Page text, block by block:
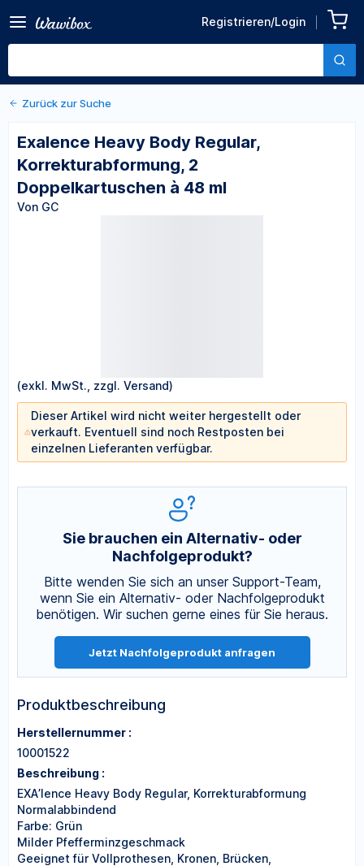
Registrieren/Login
Regular,
Korrekturabformung, 2
Von GC
Zurück zu den Produktdetails
Zurück zur Suche
Exalence Heavy Body Regular,
Korrekturabformung, 2
Doppelkartuschen à 48 ml
Von GC
(exkl. MwSt., zzgl. Versand)
Dieser Artikel wird nicht weiter hergestellt oder
verkauft. Eventuell sind noch Restposten bei
einzelnen Lieferanten verfügbar.
Sie brauchen ein Alternativ- oder
Nachfolgeprodukt?
Bitte wenden Sie sich an unser Support-Team,
wenn Sie ein Alternativ- oder Nachfolgeprodukt
benötigen. Wir suchen gerne eines für Sie heraus.
Jetzt Nachfolgeprodukt anfragen
Produktbeschreibung
Herstellernummer :
10001522
Beschreibung :
EXAʼlence Heavy Body Regular, Korrekturabformung
Normalabbindend
Farbe: Grün
Milder Pfefferminzgeschmack
Geeignet für Vollprothesen, Kronen, Brücken,